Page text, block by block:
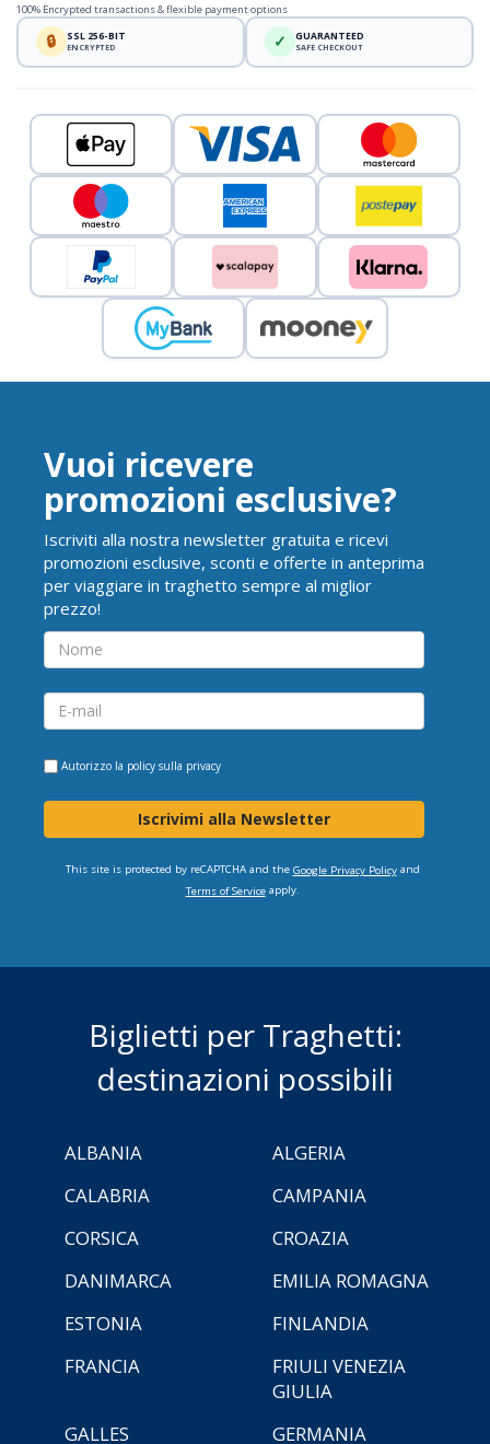
100% Encrypted transactions & flexible payment options
🔒 SSL 256-BIT
ENCRYPTED ✓ GUARANTEED
SAFE CHECKOUT
Vuoi ricevere
promozioni esclusive?
Iscriviti alla nostra newsletter gratuita e ricevi
promozioni esclusive, sconti e offerte in anteprima
per viaggiare in traghetto sempre al miglior
prezzo!
Autorizzo la policy sulla privacy
Iscrivimi alla Newsletter
This site is protected by reCAPTCHA and the Google Privacy Policyand
Terms of Serviceapply.
Biglietti per Traghetti:
destinazioni possibili
ALBANIA
ALGERIA
CALABRIA
CAMPANIA
CORSICA
CROAZIA
DANIMARCA
EMILIA ROMAGNA
ESTONIA
FINLANDIA
FRANCIA
FRIULI VENEZIA
GIULIA
GALLES
GERMANIA